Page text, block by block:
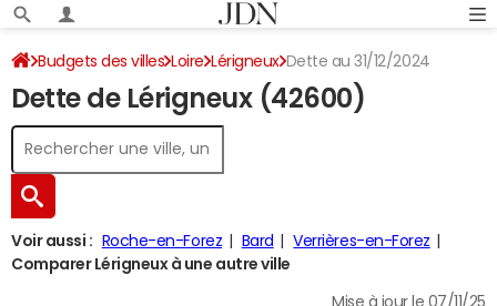
Budgets des villes Loire Lérigneux Dette au 31/12/2024
Dette de Lérigneux (42600)
Voir aussi : Roche-en-Forez Bard
Verrières-en-Forez
Comparer Lérigneux à une autre ville
Mise à jour le 07/11/25